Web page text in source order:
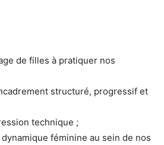
de filles à pratiquer nos
structuré, progressif et
technique ;
féminine au sein de nos